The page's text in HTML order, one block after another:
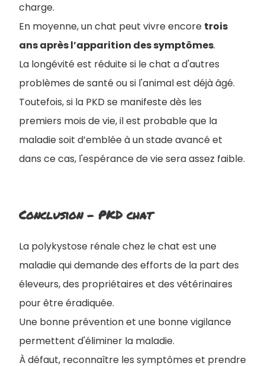
charge.
En moyenne, un chat peut vivre encore trois
ans après l’apparition des symptômes.
La longévité est réduite si le chat a d'autres
problèmes de santé ou si l'animal est déjà âgé.
Toutefois, si la PKD se manifeste dès les
premiers mois de vie, il est probable que la
maladie soit d’emblée à un stade avancé et
dans ce cas, l'espérance de vie sera assez faible.
Conclusion - PKD chat
La polykystose rénale chez le chat est une
maladie qui demande des efforts de la part des
éleveurs, des propriétaires et des vétérinaires
pour être éradiquée.
Une bonne prévention et une bonne vigilance
permettent d'éliminer la maladie.
À défaut, reconnaître les symptômes et prendre